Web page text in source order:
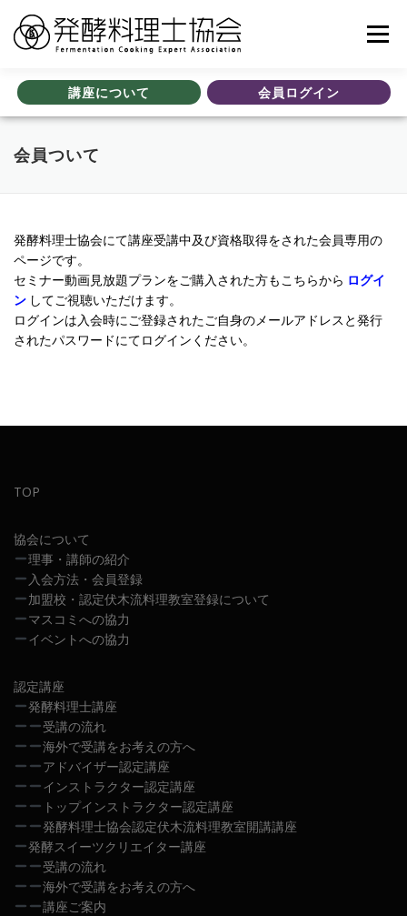
メニュ
協会について 認定講座 全国加盟校一覧 セミナー案内
動画視聴の皆様へ
講座について 会員ログイン
会員ついて
発酵料理士協会にて講座受講中及び資格取得をされた会員専用の
ページです。
セミナー動画見放題プランをご購入された方もこちらから ログイ
ン してご視聴いただけます。
ログインは入会時にご登録されたご自身のメールアドレスと発行
されたパスワードにてログインください。
TOP
協会について
理事・講師の紹介
入会方法・会員登録
加盟校・認定伏木流料理教室登録について
マスコミへの協力
イベントへの協力
認定講座
発酵料理士講座
受講の流れ
海外で受講をお考えの方へ
アドバイザー認定講座
インストラクター認定講座
トップインストラクター認定講座
発酵料理士協会認定伏木流料理教室開講講座
発酵スイーツクリエイター講座
受講の流れ
海外で受講をお考えの方へ
講座ご案内